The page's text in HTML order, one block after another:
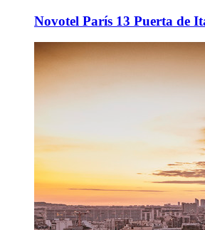
Novotel París 13 Puerta de